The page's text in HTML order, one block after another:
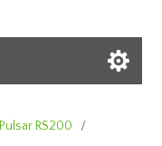
Pulsar RS200
/